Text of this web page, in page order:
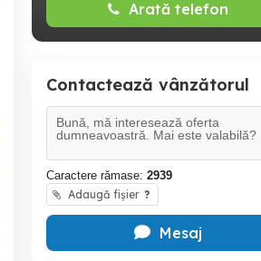
Arată telefon
Contactează vânzătorul
Caractere rămase: 2939
Adaugă fișier ?
Mesaj